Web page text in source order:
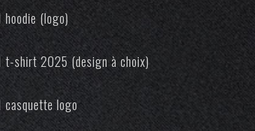
hoodie (logo)
t-shirt 2025 (design à choix)
casquette logo